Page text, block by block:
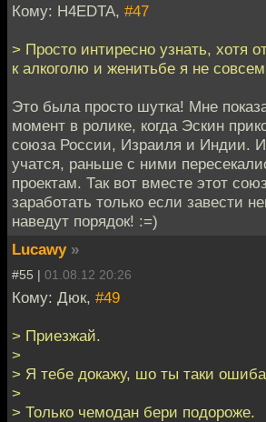
Кому: H4EDTA, #47
> Просто интиресно узнать, хотя
к алкоголю и женитьбе я не
Это была просто шутка! Мне
момент в ролике, когда Эскин
союза России, Израиля и Индии.
учатся, раньше с ними
проектам. Так вот вместе этот
заработать только если завести
наведут порядок! :=)
Lucawy »
#55 | 01.08.12 20:26
Кому: Дюк, #49
> Приезжай.
>
> Я тебе докажу, шо ты таки
>
> Только чемодан бери подороже.